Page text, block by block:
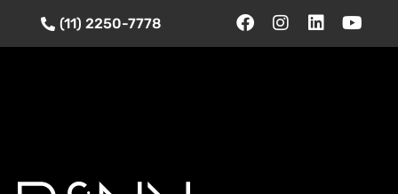
(11) 2250-7778